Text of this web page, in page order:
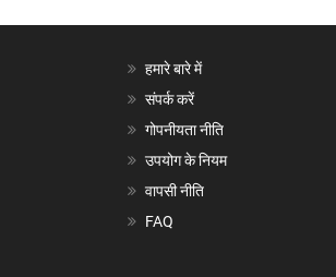
हमारे बारे में
संपर्क करें
गोपनीयता नीति
उपयोग के नियम
वापसी नीति
FAQ